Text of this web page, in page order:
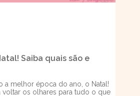
Saiba quais são e
a melhor época do ano, o Natal!
voltar os olhares para tudo o que